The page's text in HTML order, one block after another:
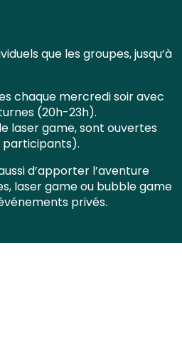
que les groupes, jusqu’à
chaque mercredi soir avec
(20h-23h).
laser game, sont ouvertes
participants).
d’apporter l’aventure
laser game ou bubble game
privés.